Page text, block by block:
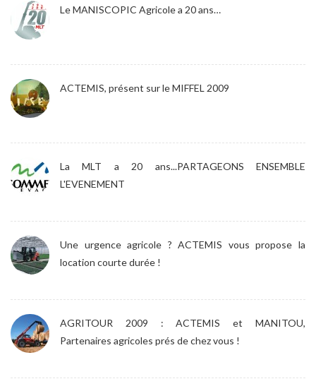
Le MANISCOPIC Agricole a 20 ans…
ACTEMIS, présent sur le MIFFEL 2009
La MLT a 20 ans...PARTAGEONS ENSEMBLE
L'EVENEMENT
Une urgence agricole ? ACTEMIS vous propose la
location courte durée !
AGRITOUR 2009 : ACTEMIS et MANITOU,
Partenaires agricoles prés de chez vous !